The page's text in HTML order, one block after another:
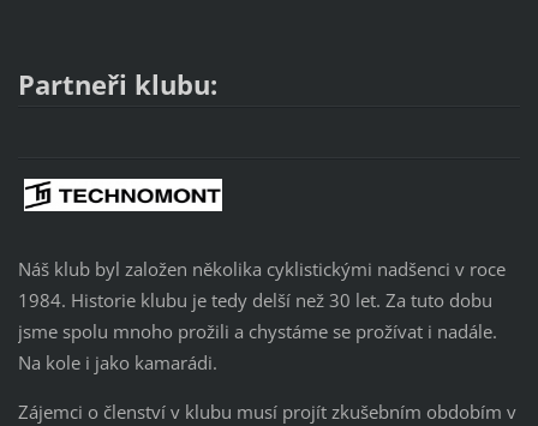
Partneři klubu:
Náš klub byl založen několika cyklistickými nadšenci v roce
1984. Historie klubu je tedy delší než 30 let. Za tuto dobu
jsme spolu mnoho prožili a chystáme se prožívat i nadále.
Na kole i jako kamarádi.
Zájemci o členství v klubu musí projít zkušebním obdobím v